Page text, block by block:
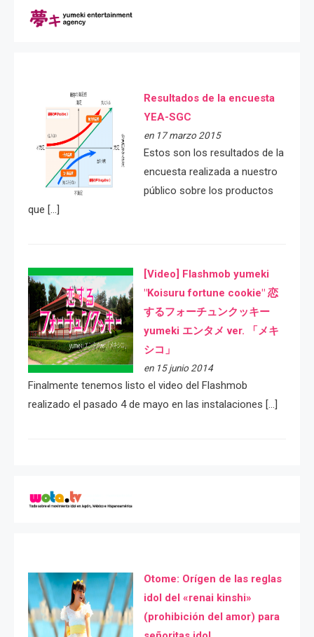
Resultados de la encuesta
YEA-SGC
en 17 marzo 2015
Estos son los resultados de la
encuesta realizada a nuestro
público sobre los productos
que […]
[Video] Flashmob yumeki
"Koisuru fortune cookie" 恋
するフォーチュンクッキー
yumeki エンタメ ver. 「メキ
シコ」
en 15 junio 2014
Finalmente tenemos listo el video del Flashmob
realizado el pasado 4 de mayo en las instalaciones […]
Otome: Orígen de las reglas
idol del «renai kinshi»
(prohibición del amor) para